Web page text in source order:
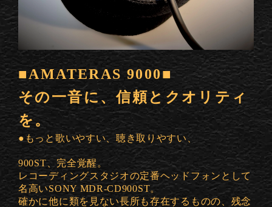
■AMATERAS 9000■
その一音に、信頼とクオリティ
を。
●もっと歌いやすい、聴き取りやすい、
900ST、完全覚醒。
レコーディングスタジオの定番ヘッドフォンとして
名高いSONY MDR-CD900ST。
確かに他に類を見ない長所も存在するものの、残念